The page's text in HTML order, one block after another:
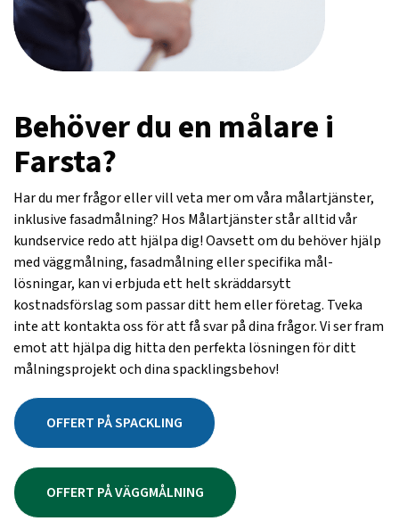
Behöver du en målare i
Farsta?
Har du mer frågor eller vill veta mer om våra målartjänster,
inklusive fasadmålning? Hos Målartjänster står alltid vår
kundservice redo att hjälpa dig! Oavsett om du behöver hjälp
med väggmålning, fasadmålning eller specifika mål-
lösningar, kan vi erbjuda ett helt skräddarsytt
kostnadsförslag som passar ditt hem eller företag. Tveka
inte att kontakta oss för att få svar på dina frågor. Vi ser fram
emot att hjälpa dig hitta den perfekta lösningen för ditt
målningsprojekt och dina spacklingsbehov!
OFFERT PÅ SPACKLING
OFFERT PÅ VÄGGMÅLNING